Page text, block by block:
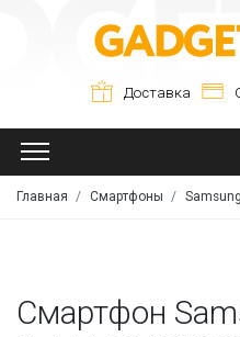
Доставка
Главная Смартфоны Samsung
Смартфон